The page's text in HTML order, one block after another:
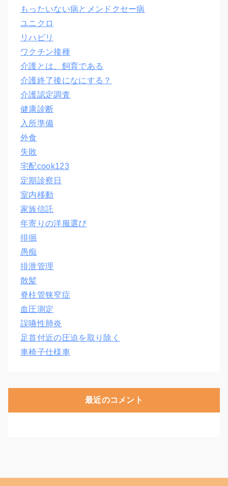
もったいない病とメンドクセー病
ユニクロ
リハビリ
ワクチン接種
介護とは、飼育である
介護終了後になにする？
介護認定調査
健康診断
入所準備
外食
失敗
宅配cook123
定期診察日
室内移動
家族信託
年寄りの洋服選び
徘徊
愚痴
排泄管理
散髪
脊柱管狭窄症
血圧測定
誤嚥性肺炎
足首付近の圧迫を取り除く
車椅子仕様車
最近のコメント